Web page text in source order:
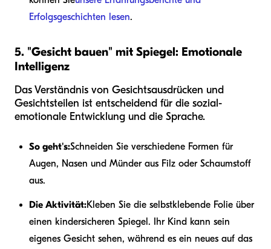
Erfolgsgeschichten lesen.
5. "Gesicht bauen" mit Spiegel: Emotionale
Intelligenz
Das Verständnis von Gesichtsausdrücken und
Gesichtsteilen ist entscheidend für die sozial-
emotionale Entwicklung und die Sprache.
So geht's:Schneiden Sie verschiedene Formen für
Augen, Nasen und Münder aus Filz oder Schaumstoff
aus.
Die Aktivität:Kleben Sie die selbstklebende Folie über
einen kindersicheren Spiegel. Ihr Kind kann sein
eigenes Gesicht sehen, während es ein neues auf das